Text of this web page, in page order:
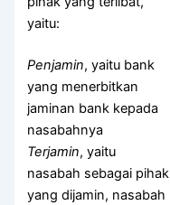
yaitu:
Penjamin, yaitu bank
yang menerbitkan
jaminan bank kepada
nasabahnya
Terjamin, yaitu
nasabah sebagai pihak
yang dijamin, nasabah